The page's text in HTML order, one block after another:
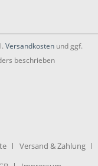
Versandkosten und ggf.
beschrieben
Versand & Zahlung